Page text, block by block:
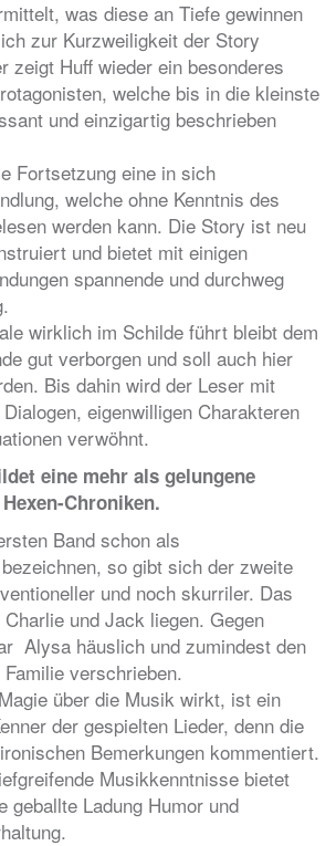
was diese an Tiefe gewinnen
zur Kurzweiligkeit der Story
zeigt Huff wieder ein besonderes
welche bis in die kleinste
und einzigartig beschrieben
Fortsetzung eine in sich
welche ohne Kenntnis des
werden kann. Die Story ist neu
und bietet mit einigen
spannende und durchweg
wirklich im Schilde führt bleibt dem
gut verborgen und soll auch hier
Bis dahin wird der Leser mit
eigenwilligen Charakteren
verwöhnt.
eine mehr als gelungene
Chroniken.
Band schon als
so gibt sich der zweite
und noch skurriler. Das
und Jack liegen. Gegen
Alysa häuslich und zumindest den
verschrieben.
über die Musik wirkt, ist ein
der gespielten Lieder, denn die
Bemerkungen kommentiert.
Musikkenntnisse bietet
geballte Ladung Humor und